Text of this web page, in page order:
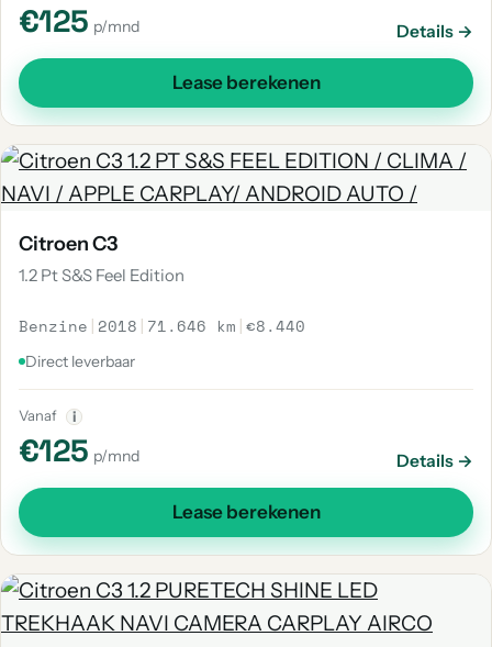
€125 p/mnd Details →
Lease berekenen
Citroen C3
1.2 Pt S&S Feel Edition
Benzine | 2018 | 71.646 km |€8.440
Direct leverbaar
Vanaf i
€125 p/mnd Details →
Lease berekenen